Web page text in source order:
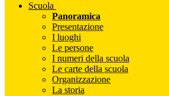
Scuola
Panoramica
Presentazione
I luoghi
Le persone
I numeri della scuola
Le carte della scuola
Organizzazione
La storia